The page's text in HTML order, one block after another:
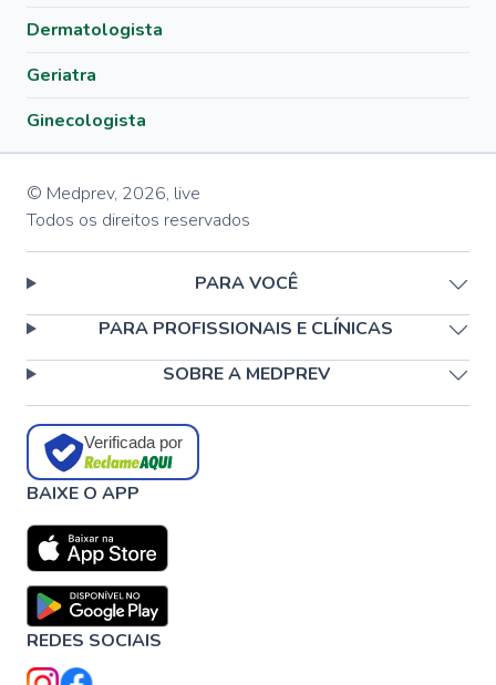
Dermatologista
Geriatra
Ginecologista
© Medprev, 2026, live
Todos os direitos reservados
PARA VOCÊ
PARA PROFISSIONAIS E CLÍNICAS
SOBRE A MEDPREV
Verificada por
BAIXE O APP
REDES SOCIAIS